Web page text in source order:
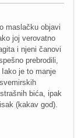
maslačku objavi
joj verovatno
i njeni čanovi
prebrodili,
je to manje
bića, ipak
(kakav god).